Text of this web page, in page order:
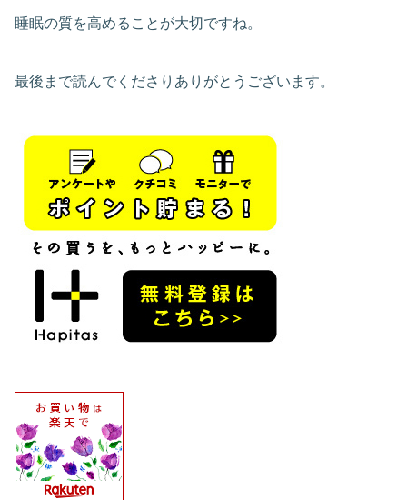
睡眠の質を高めることが大切ですね。
最後まで読んでくださりありがとうございます。